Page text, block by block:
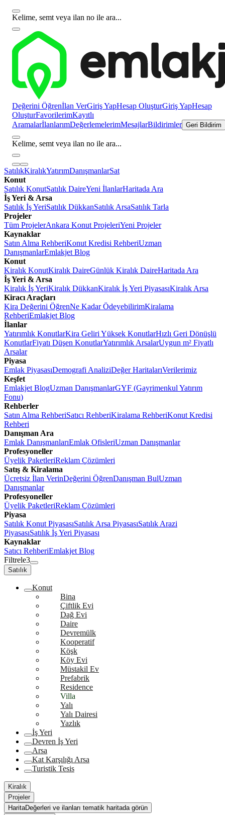
Kelime, semt veya ilan no ile ara...
Değerini Öğrenİlan VerGiriş YapHesap OluşturGiriş YapHesap
OluşturFavorilerimKayıtlı
AramalarİlanlarımDeğerlemelerimMesajlarBildirimler Geri Bildirim
Kelime, semt veya ilan no ile ara...
SatılıkKiralıkYatırımDanışmanlarSat
Konut
Satılık KonutSatılık DaireYeni İlanlarHaritada Ara
İş Yeri & Arsa
Satılık İş YeriSatılık DükkanSatılık ArsaSatılık Tarla
Projeler
Tüm ProjelerAnkara Konut ProjeleriYeni Projeler
Kaynaklar
Satın Alma RehberiKonut Kredisi RehberiUzman
DanışmanlarEmlakjet Blog
Konut
Kiralık KonutKiralık DaireGünlük Kiralık DaireHaritada Ara
İş Yeri & Arsa
Kiralık İş YeriKiralık DükkanKiralık İş Yeri PiyasasıKiralık Arsa
Kiracı Araçları
Kira Değerini ÖğrenNe Kadar ÖdeyebilirimKiralama
RehberiEmlakjet Blog
İlanlar
Yatırımlık KonutlarKira Geliri Yüksek KonutlarHızlı Geri Dönüşlü
KonutlarFiyatı Düşen KonutlarYatırımlık ArsalarUygun m² Fiyatlı
Arsalar
Piyasa
Emlak PiyasasıDemografi AnaliziDeğer HaritalarıVerilerimiz
Keşfet
Emlakjet BlogUzman DanışmanlarGYF (Gayrimenkul Yatırım
Fonu)
Rehberler
Satın Alma RehberiSatıcı RehberiKiralama RehberiKonut Kredisi
Rehberi
Danışman Ara
Emlak DanışmanlarıEmlak OfisleriUzman Danışmanlar
Profesyoneller
Üyelik PaketleriReklam Çözümleri
Satış & Kiralama
Ücretsiz İlan VerinDeğerini ÖğrenDanışman BulUzman
Danışmanlar
Profesyoneller
Üyelik PaketleriReklam Çözümleri
Piyasa
Satılık Konut PiyasasıSatılık Arsa PiyasasıSatılık Arazi
PiyasasıSatılık İş Yeri Piyasası
Kaynaklar
Satıcı RehberiEmlakjet Blog
Filtrele3
Satılık
Konut
Bina
Çiftlik Evi
Dağ Evi
Daire
Devremülk
Kooperatif
Köşk
Köy Evi
Müstakil Ev
Prefabrik
Residence
Villa
Yalı
Yalı Dairesi
Yazlık
İş Yeri
Devren İş Yeri
Arsa
Kat Karşılığı Arsa
Turistik Tesis
Kiralık
Projeler
HaritaDeğerleri ve ilanları tematik haritada görün